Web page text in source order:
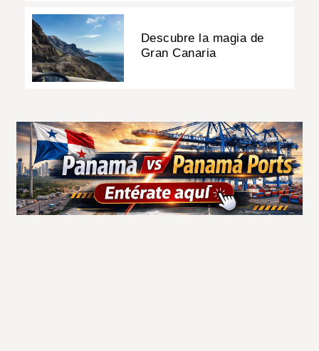
Descubre la magia de
Gran Canaria